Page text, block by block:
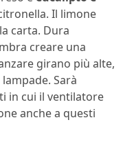
Il limone
carta. Dura
creare una
girano più alte,
Sarà
in cui il ventilatore
anche a questi